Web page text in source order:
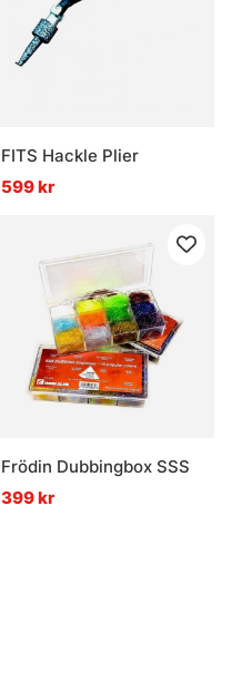
FITS Hackle Plier
599 kr
Frödin Dubbingbox SSS
399 kr